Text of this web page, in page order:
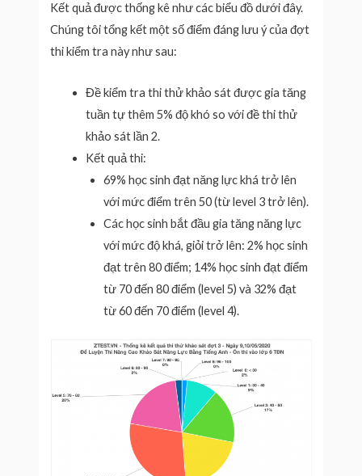
Kết quả được thống kê như các biểu đồ dưới đây.
Chúng tôi tổng kết một số điểm đáng lưu ý của đợt
thi kiểm tra này như sau:
Đề kiểm tra thi thử khảo sát được gia tăng
tuần tự thêm 5% độ khó so với đề thi thử
khảo sát lần 2.
Kết quả thi:
69% học sinh đạt năng lực khá trở lên
với mức điểm trên 50 (từ level 3 trở lên).
Các học sinh bắt đầu gia tăng năng lực
với mức độ khá, giỏi trở lên: 2% học sinh
đạt trên 80 điểm; 14% học sinh đạt điểm
từ 70 đến 80 điểm (level 5) và 32% đạt
từ 60 đến 70 điểm (level 4).